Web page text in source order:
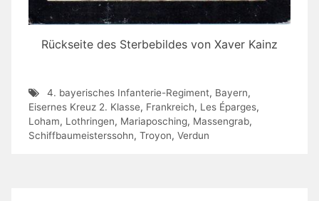
Rückseite des Sterbebildes von Xaver Kainz
4. bayerisches Infanterie-Regiment, Bayern,
Eisernes Kreuz 2. Klasse, Frankreich, Les Éparges,
Loham, Lothringen, Mariaposching, Massengrab,
Schiffbaumeisterssohn, Troyon, Verdun